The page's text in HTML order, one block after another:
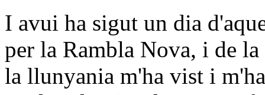
I avui ha sigut un dia
per la Rambla Nova, i de
la llunyania m'ha vist i